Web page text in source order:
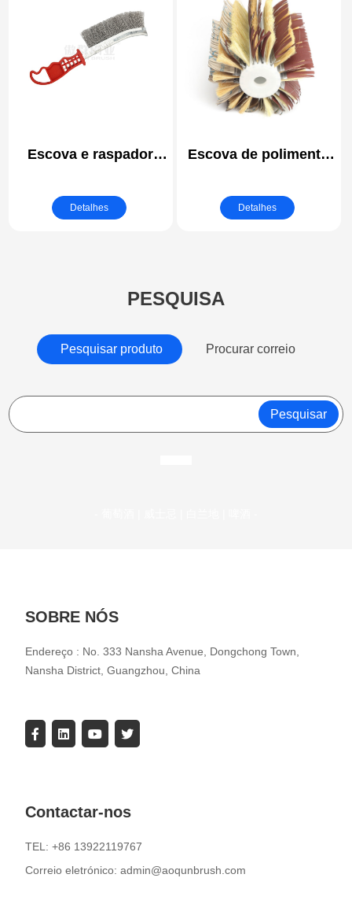
extensível Limpeza
universal para
argamassa, azulejos,
lavatórios, almofadas
de polimento para
automóveis
Escova e raspador
de madeira e cabeça
com cerdas de aço
Detalhes
Escova de polimento
roda de fibra de sisal e
lixa | escova de rolo de
Detalhes
PESQUISA
Pesquisar produto Procurar correio
Pesquisar
SOBRE NÓS
Endereço : No. 333 Nansha Avenue, Dongchong Town,
Nansha District, Guangzhou, China
Contactar-nos
TEL: +86 13922119767
Correio eletrónico: admin@aoqunbrush.com